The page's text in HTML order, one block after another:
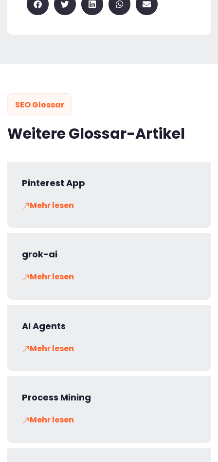
SEO Glossar
Weitere Glossar-Artikel
Pinterest App
Mehr lesen
grok-ai
Mehr lesen
AI Agents
Mehr lesen
Process Mining
Mehr lesen